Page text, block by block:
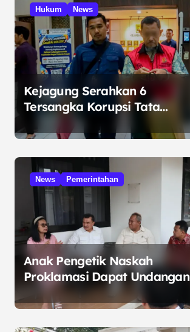
Hukum News
Kejagung Serahkan 6
Tersangka Korupsi Tata
Kelola Minyak ke Penuntut
Umum
News Pemerintahan
Anak Pengetik Naskah
Proklamasi Dapat Undangan
HUT RI dari Presiden
Prabowo